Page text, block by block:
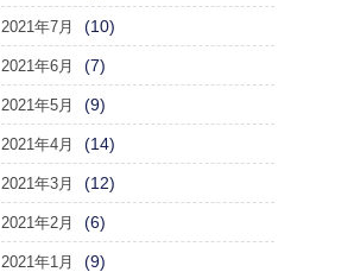
2021年7月 (10)
2021年6月 (7)
2021年5月 (9)
2021年4月 (14)
2021年3月 (12)
2021年2月 (6)
2021年1月 (9)